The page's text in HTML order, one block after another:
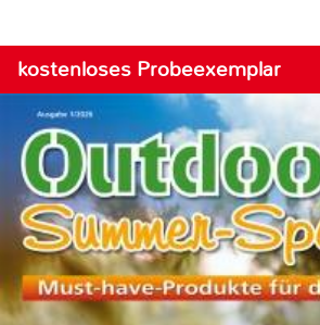
kostenloses Probeexemplar